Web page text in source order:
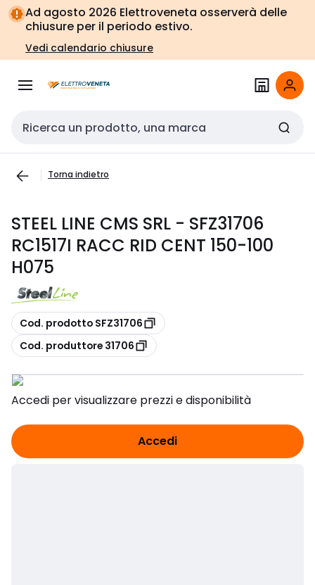
Vai alla
navigazione
Vai
alla
pagina
Ad agosto 2026 Elettroveneta osserverà delle
chiusure per il periodo estivo.
Vedi calendario chiusure
Cerca input
Torna indietro
STEEL LINE CMS SRL - SFZ31706
RC1517I RACC RID CENT 150-100
H075
copia
Cod. prodotto SFZ31706
copia
Cod. produttore 31706
Accedi per visualizzare prezzi e disponibilità
Accedi